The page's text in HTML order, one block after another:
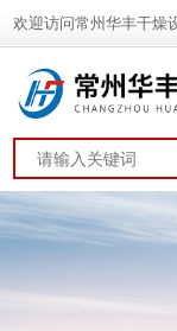
欢迎访问常州华丰干燥